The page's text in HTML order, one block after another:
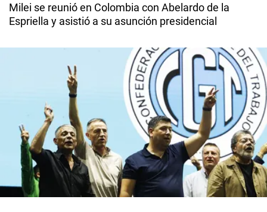
Milei se reunió en Colombia con Abelardo de la
Espriella y asistió a su asunción presidencial